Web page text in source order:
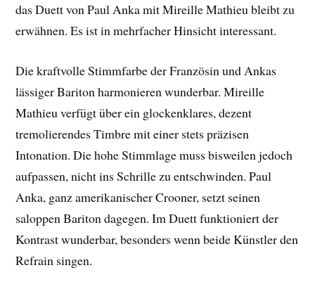
das Duett von Paul Anka mit Mireille Mathieu bleibt zu
erwähnen. Es ist in mehrfacher Hinsicht interessant.
Die kraftvolle Stimmfarbe der Französin und Ankas
lässiger Bariton harmonieren wunderbar. Mireille
Mathieu verfügt über ein glockenklares, dezent
tremolierendes Timbre mit einer stets präzisen
Intonation. Die hohe Stimmlage muss bisweilen jedoch
aufpassen, nicht ins Schrille zu entschwinden. Paul
Anka, ganz amerikanischer Crooner, setzt seinen
saloppen Bariton dagegen. Im Duett funktioniert der
Kontrast wunderbar, besonders wenn beide Künstler den
Refrain singen.